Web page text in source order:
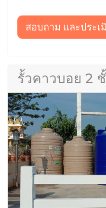
สอบถาม และประเ
รั้วคาวบอย 2